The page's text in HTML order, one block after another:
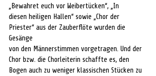
„Bewahret euch vor Weibertücken“, „In
diesen heiligen Hallen“ sowie „Chor der
Priester“ aus der Zauberflöte wurden die
Gesänge
von den Männerstimmen vorgetragen. Und der
Chor bzw. die Chorleiterin schaffte es, den
Bogen auch zu weniger klassischen Stücken zu